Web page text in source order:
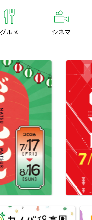
グルメ シネマ